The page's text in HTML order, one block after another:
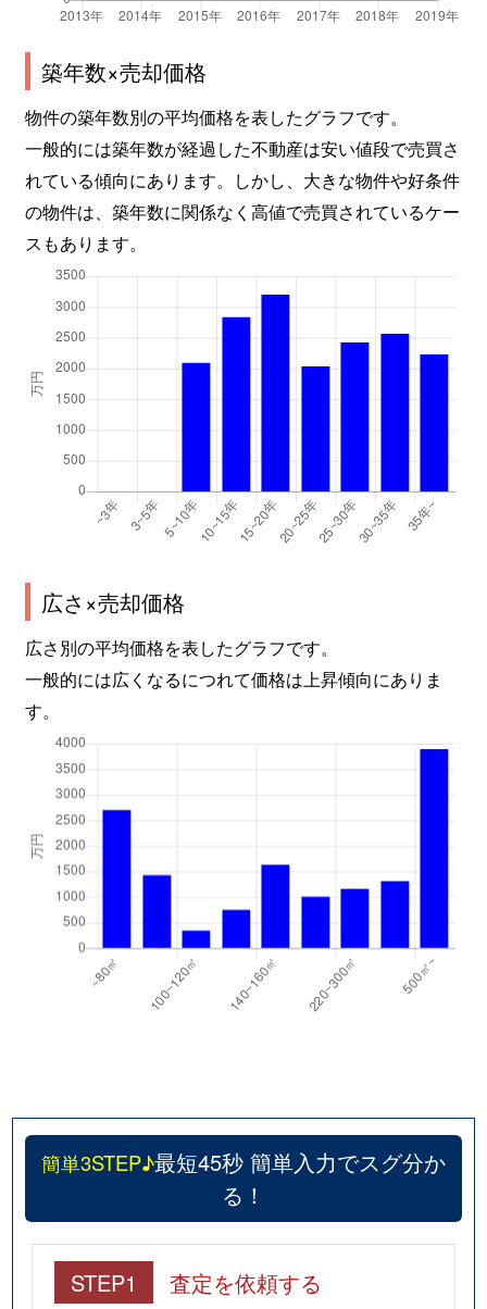
築年数×売却価格
物件の築年数別の平均価格を表したグラフです。
一般的には築年数が経過した不動産は安い値段で売買さ
れている傾向にあります。しかし、大きな物件や好条件
の物件は、築年数に関係なく高値で売買されているケー
スもあります。
広さ×売却価格
広さ別の平均価格を表したグラフです。
一般的には広くなるにつれて価格は上昇傾向にありま
す。
簡単3STEP♪最短45秒 簡単入力でスグ分か
る！
STEP1 査定を依頼する